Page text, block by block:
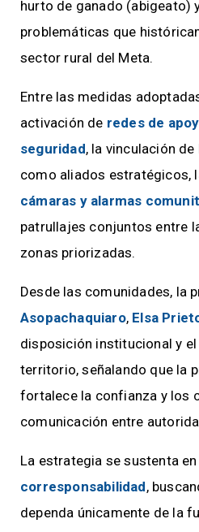
hurto de ganado (abigeato)
problemáticas que
sector rural del Meta.
Entre las medidas
activación de redes de
seguridad, la vinculación
como aliados estratégicos,
cámaras y alarmas
patrullajes conjuntos entre
zonas priorizadas.
Desde las comunidades, la
Asopachaquiaro, Elsa
disposición institucional y
territorio, señalando que la
fortalece la confianza y los
comunicación entre
La estrategia se sustenta
corresponsabilidad,
dependa únicamente de la